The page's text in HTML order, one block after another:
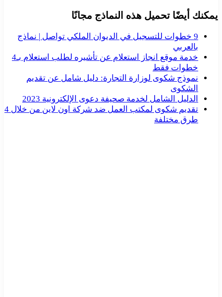
يمكنك أيضًا تحميل هذه النماذج مجانًا
9 خطوات للتسجيل في الديوان الملكي تواصل | نماذج
بالعربي
خدمة موقع انجاز استعلام عن تأشيره لطلب استعلام بـ4
خطوات فقط
نموذج شكوى لوزارة التجارة: دليل شامل عن تقديم
الشكوى
الدليل الشامل لخدمة صحيفة دعوى الإلكترونية 2023
تقديم شكوى لمكتب العمل ضد شركة اون لاين من خلال 4
طرق مختلفة